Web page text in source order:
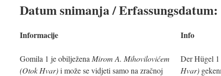
Datum snimanja / Erfassungsdatum:
Informacije
Gomila 1 je obilježena Mirom A. Mihovilovićem
(Otok Hvar)i može se vidjeti samo na zračnoj
Info
Der Hügel
Hvar)